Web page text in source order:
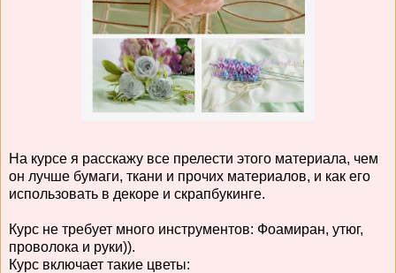
На курсе я расскажу все прелести этого материала, чем
он лучше бумаги, ткани и прочих материалов, и как его
использовать в декоре и скрапбукинге.
Курс не требует много инструментов: Фоамиран, утюг,
проволока и руки)).
Курс включает такие цветы: